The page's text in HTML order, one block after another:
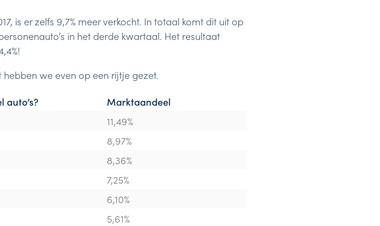
is er zelfs 9,7% meer verkocht. In totaal komt dit uit op
in het derde kwartaal. Het resultaat
hebben we even op een rijtje gezet.
auto’s?
Marktaandeel
11,49%
8,97%
8,36%
7,25%
6,10%
5,61%